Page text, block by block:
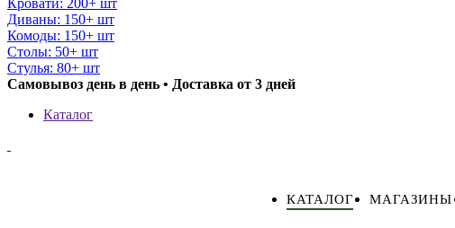
Кровати: 200+ шт
Диваны: 150+ шт
Комоды: 150+ шт
Столы: 50+ шт
Стулья: 80+ шт
Самовывоз день в день • Доставка от 3 дней
Каталог
КАТАЛОГ МАГАЗИНЫ